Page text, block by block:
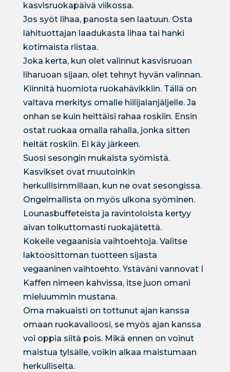
kasvisruokapäivä viikossa.
Jos syöt lihaa, panosta sen laatuun. Osta
lähituottajan laadukasta lihaa tai hanki
kotimaista riistaa.
Joka kerta, kun olet valinnut kasvisruoan
liharuoan sijaan, olet tehnyt hyvän valinnan.
Kiinnitä huomiota ruokahävikkiin. Tällä on
valtava merkitys omalle hiilijalanjäljelle. Ja
onhan se kuin heittäisi rahaa roskiin. Ensin
ostat ruokaa omalla rahalla, jonka sitten
heität roskiin. Ei käy järkeen.
Suosi sesongin mukaista syömistä.
Kasvikset ovat muutoinkin
herkullisimmillaan, kun ne ovat sesongissa.
Ongelmallista on myös ulkona syöminen.
Lounasbuffeteista ja ravintoloista kertyy
aivan tolkuttomasti ruokajätettä.
Kokeile vegaanisia vaihtoehtoja. Valitse
laktoosittoman tuotteen sijasta
vegaaninen vaihtoehto. Ystäväni vannovat I
Kaffen nimeen kahvissa, itse juon omani
mieluummin mustana.
Oma makuaisti on tottunut ajan kanssa
omaan ruokavalioosi, se myös ajan kanssa
voi oppia siitä pois. Mikä ennen on voinut
maistua tylsälle, voikin alkaa maistumaan
herkulliselta.